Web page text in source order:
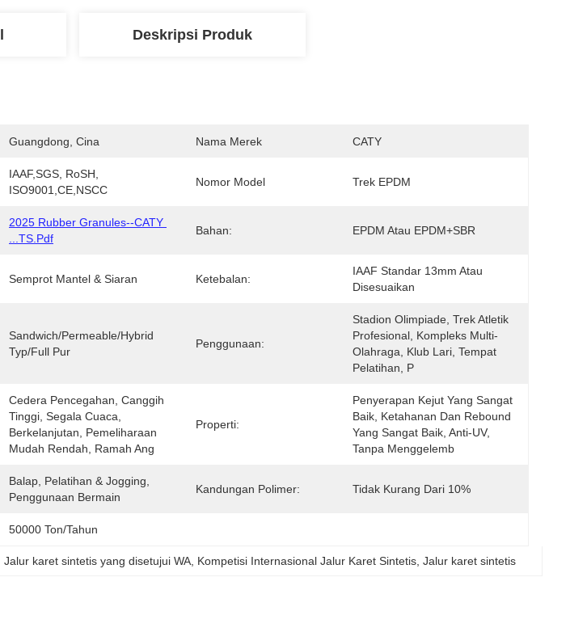
Deskripsi Produk
Guangdong, Cina Nama Merek CATY
IAAF,SGS, RoSH,
ISO9001,CE,NSCC
Nomor Model Trek EPDM
2025 Rubber Granules--CATY
...TS.pdf
Bahan: EPDM Atau EPDM+SBR
Semprot Mantel & Siaran Ketebalan:
IAAF Standar 13mm Atau
Disesuaikan
Sandwich/permeable/hybrid
Typ/full Pur
Penggunaan:
Stadion Olimpiade, Trek Atletik
Profesional, Kompleks Multi-
Olahraga, Klub Lari, Tempat
Pelatihan, P
Cedera Pencegahan, Canggih
Tinggi, Segala Cuaca,
Berkelanjutan, Pemeliharaan
Mudah Rendah, Ramah Ang
Properti:
Penyerapan Kejut Yang Sangat
Baik, Ketahanan Dan Rebound
Yang Sangat Baik, Anti-UV,
Tanpa Menggelemb
Balap, Pelatihan & Jogging,
Penggunaan Bermain
Kandungan Polimer: Tidak Kurang Dari 10%
50000 Ton/Tahun
Jalur karet sintetis yang disetujui WA Kompetisi Internasional Jalur Karet Sintetis , Jalur karet sintetis